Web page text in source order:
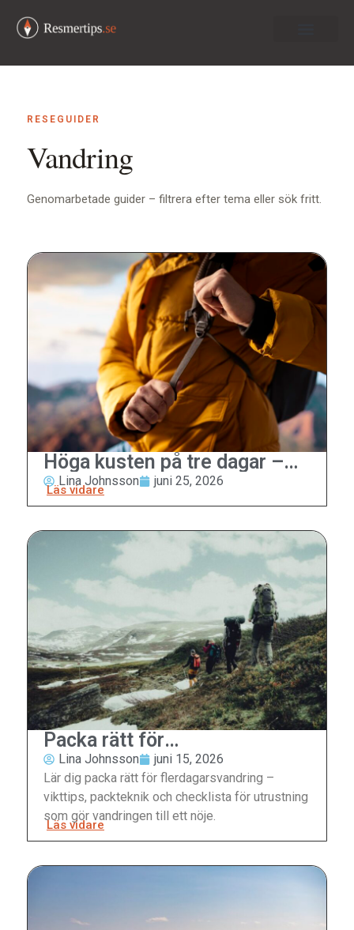
RESEGUIDER
Vandring
Genomarbetade guider – filtrera efter tema eller sök fritt.
Höga kusten på tre dagar –
den perfekta reseguiden
Lina Johnsson juni 25, 2026
Läs vidare
Packa rätt för
flerdagarsvandring
Lina Johnsson
juni 15, 2026
Lär dig packa rätt för flerdagarsvandring –
vikttips, packteknik och checklista för utrustning
som gör vandringen till ett nöje.
Läs vidare